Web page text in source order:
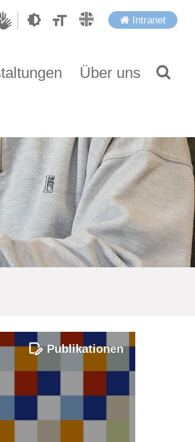
Intranet
Über uns
Publikationen